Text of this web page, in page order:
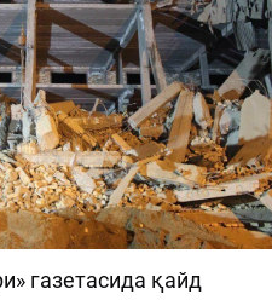
газетасида қайд